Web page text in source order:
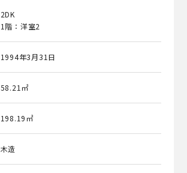
2DK
1階：洋室2
1994年3月31日
58.21㎡
198.19㎡
木造